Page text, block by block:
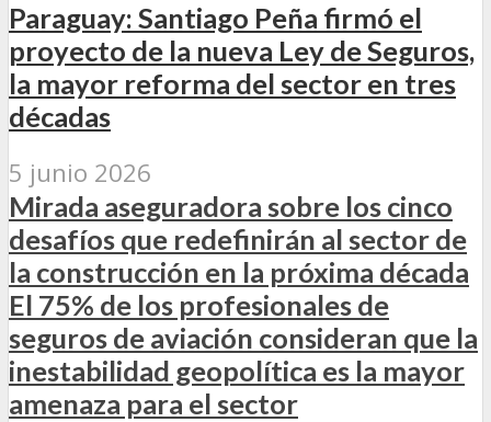
Paraguay: Santiago Peña firmó el
proyecto de la nueva Ley de Seguros,
la mayor reforma del sector en tres
décadas
5 junio 2026
Mirada aseguradora sobre los cinco
desafíos que redefinirán al sector de
la construcción en la próxima década
El 75% de los profesionales de
seguros de aviación consideran que la
inestabilidad geopolítica es la mayor
amenaza para el sector